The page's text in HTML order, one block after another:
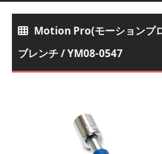
Motion Pro(モーションプ
ブレンチ / YM08-0547